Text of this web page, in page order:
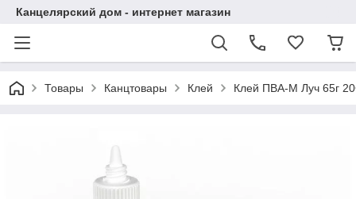
Канцелярский дом - интернет магазин
Товары Канцтовары Клей Клей ПВА-М Луч 65г